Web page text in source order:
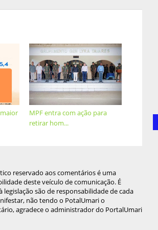
MPF entra com ação para
retirar hom...
reservado aos comentários é uma
deste veículo de comunicação. É
são de responsabilidade de cada
não tendo o PotalUmari o
agradece o administrador do PortalUmari